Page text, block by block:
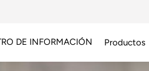
DE INFORMACIÓN Productos